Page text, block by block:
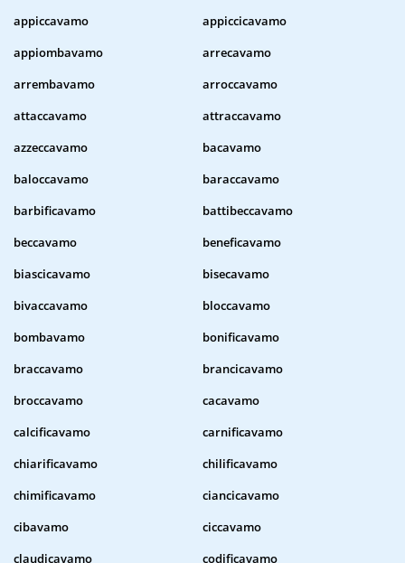
appiccavamo
appiccicavamo
appiombavamo
arrecavamo
arrembavamo
arroccavamo
attaccavamo
attraccavamo
azzeccavamo
bacavamo
baloccavamo
baraccavamo
barbificavamo
battibeccavamo
beccavamo
beneficavamo
biascicavamo
bisecavamo
bivaccavamo
bloccavamo
bombavamo
bonificavamo
braccavamo
brancicavamo
broccavamo
cacavamo
calcificavamo
carnificavamo
chiarificavamo
chilificavamo
chimificavamo
ciancicavamo
cibavamo
ciccavamo
claudicavamo
codificavamo